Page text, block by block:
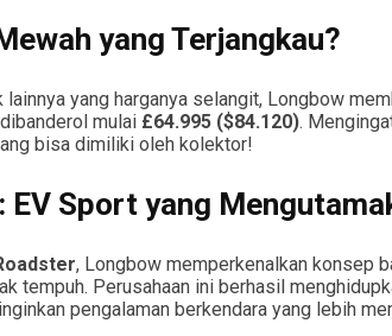
yang Terjangkau?
yang harganya selangit, Longbow
dibanderol mulai £64.995 ($84.120).
bisa dimiliki oleh kolektor!
EV Sport yang
, Longbow memperkenalkan konsep
tempuh. Perusahaan ini berhasil
pengalaman berkendara yang lebih